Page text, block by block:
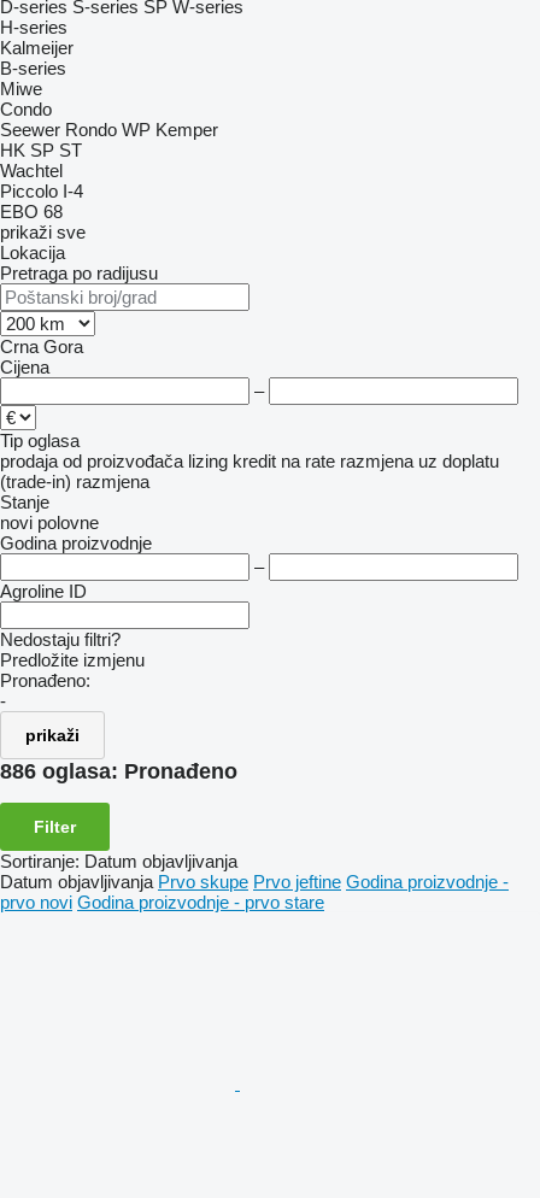
D-series S-series SP W-series
H-series
Kalmeijer
B-series
Miwe
Condo
Seewer Rondo WP Kemper
HK SP ST
Wachtel
Piccolo I-4
EBO 68
prikaži sve
Lokacija
Pretraga po radijusu
Crna Gora
Cijena
–
Tip oglasa
prodaja od proizvođača lizing kredit na rate razmjena uz doplatu
(trade-in) razmjena
Stanje
novi polovne
Godina proizvodnje
–
Agroline ID
Nedostaju filtri?
Predložite izmjenu
Pronađeno:
-
prikaži
886 oglasa: Pronađeno
Filter
Sortiranje: Datum objavljivanja
Datum objavljivanja Prvo skupe Prvo jeftine Godina proizvodnje -
prvo novi Godina proizvodnje - prvo stare